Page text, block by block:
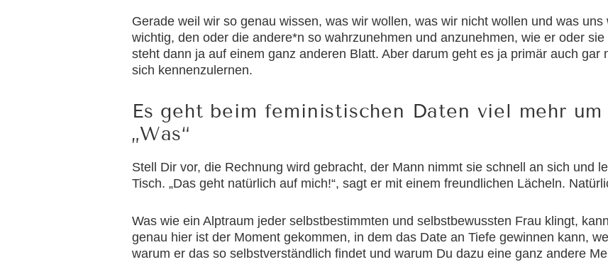
Gerade weil wir so genau wissen, was wir wollen, was wir nicht wollen und was
wichtig, den oder die andere*n so wahrzunehmen und anzunehmen, wie er oder
steht dann ja auf einem ganz anderen Blatt. Aber darum geht es ja primär auch gar
sich kennenzulernen.
Es geht beim feministischen Daten viel mehr um
„Was“
Stell Dir vor, die Rechnung wird gebracht, der Mann nimmt sie schnell an sich und
Tisch. „Das geht natürlich auf mich!“, sagt er mit einem freundlichen Lächeln.
Was wie ein Alptraum jeder selbstbestimmten und selbstbewussten Frau klingt,
genau hier ist der Moment gekommen, in dem das Date an Tiefe gewinnen kann,
warum er das so selbstverständlich findet und warum Du dazu eine ganz andere